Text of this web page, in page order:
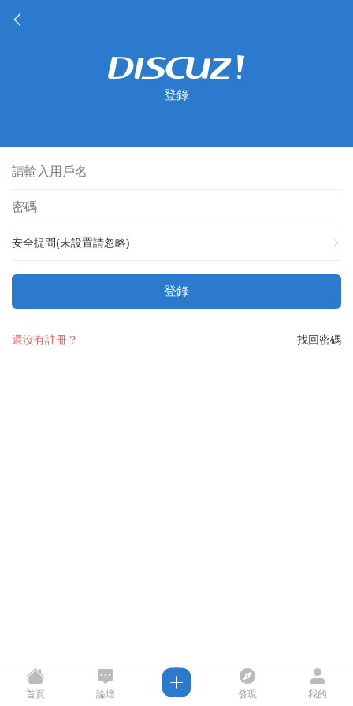
登錄
安全提問(未設置請忽略)
登錄
找回密碼
還沒有註冊？
首頁 論壇 發現 我的